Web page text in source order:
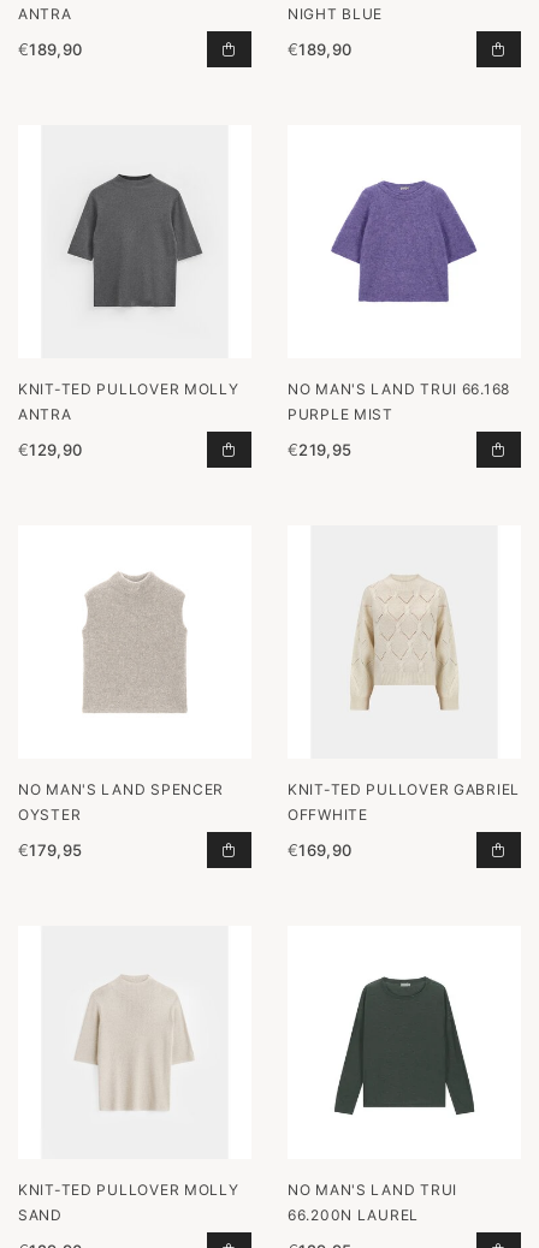
ANTRA
€189,90 PULLOVER HANS ANTRA
NIGHT BLUE
€189,90
KNIT-TED PULLOVER MOLLY
ANTRA
€129,90 PULLOVER MOLLY ANTRA
NO MAN'S LAND TRUI 66.168
PURPLE MIST
€219,95
NO MAN'S LAND SPENCER
OYSTER
€179,95 SPENCER OYSTER TOEVOEGEN
KNIT-TED PULLOVER GABRIEL
OFFWHITE
€169,90
KNIT-TED PULLOVER MOLLY
SAND
NO MAN'S LAND TRUI
66.200N LAUREL